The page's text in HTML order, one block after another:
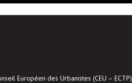
Européen des Urbanistes (CEU – ECTP)